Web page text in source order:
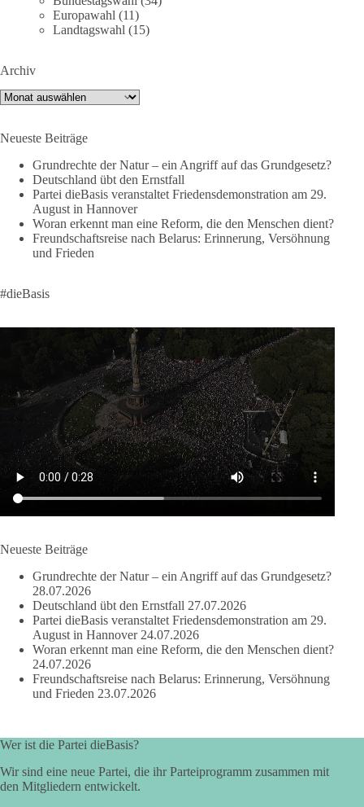
Bundestagsabgeordneten Sevim Dağdelen (BSW).
„Wir müssen Nein sagen zu diesem stinkenden
👉 Hier geht es zum vollständigen Video:
https://www.youtube.com/live/a9hOswSNg4I?
🟩🟩🟦🟦🟥🟥🟧🟧
❤️ Wir freuen uns über deine Unterstützung:
https://diebasis.de/spenden/
#dieBasis #frieden #russandistnichtunserFeind #friedenspartei
377
DieBasis
2 Tage(n) zuvor
Wusstest du, dass ein guter Antrag nicht besser oder schlechter
wird, nur weil er von einer bestimmten Partei kommt?
Sachsen-Anhalt braucht Lösungen für Schule, Pflege,
Wirtschaft, Infrastruktur und die Kommunen. Diese Probleme
werden nicht kleiner, wenn im Landtag zuerst auf Parteifarbe
und erst danach auf den Inhalt geschaut wird.
dieBasis Sachsen-Anhalt steht für Kooperation in Sachfragen.
Jeder Antrag soll danach bewertet werden, ob er dem Land
und den Menschen wirklich nützt.
Zustimmung, wenn ein Vorschlag sinnvoll ist. Ablehnung,
wenn er Sachsen-Anhalt nicht weiterbringt.
💬 Was ist dir wichtiger: der Absender eines Antrags oder das
Ergebnis für Sachsen-Anhalt?
👉 Folgen:
https://www.facebook.com/groups/diebasissachsenanhalt/
Europawahl (11)
Landtagswahl (15)
Archiv
Archiv
Neueste Beiträge
Grundrechte der Natur – ein Angriff auf das Grundgesetz?
Deutschland übt den Ernstfall
Partei dieBasis veranstaltet Friedensdemonstration am 29.
August in Hannover
Woran erkennt man eine Reform, die den Menschen dient?
Freundschaftsreise nach Belarus: Erinnerung, Versöhnung
und Frieden
#dieBasis
Neueste Beiträge
Grundrechte der Natur – ein Angriff auf das Grundgesetz?
28.07.2026
Deutschland übt den Ernstfall 27.07.2026
Partei dieBasis veranstaltet Friedensdemonstration am 29.
August in Hannover 24.07.2026
Woran erkennt man eine Reform, die den Menschen dient?
24.07.2026
Freundschaftsreise nach Belarus: Erinnerung, Versöhnung
und Frieden 23.07.2026
Wer ist die Partei dieBasis?
Wir sind eine neue Partei, die ihr Parteiprogramm zusammen mit
den Mitgliedern entwickelt.